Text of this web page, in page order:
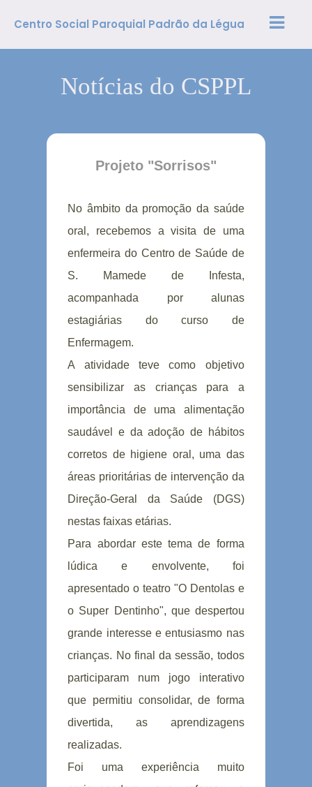
Centro Social Paroquial Padrão da Légua
Notícias do CSPPL
Projeto "Sorrisos"
No âmbito da promoção da saúde
oral, recebemos a visita de uma
enfermeira do Centro de Saúde de
S. Mamede de Infesta,
acompanhada por alunas
estagiárias do curso de
Enfermagem.
A atividade teve como objetivo
sensibilizar as crianças para a
importância de uma alimentação
saudável e da adoção de hábitos
corretos de higiene oral, uma das
áreas prioritárias de intervenção da
Direção-Geral da Saúde (DGS)
nestas faixas etárias.
Para abordar este tema de forma
lúdica e envolvente, foi
apresentado o teatro "O Dentolas e
o Super Dentinho", que despertou
grande interesse e entusiasmo nas
crianças. No final da sessão, todos
participaram num jogo interativo
que permitiu consolidar, de forma
divertida, as aprendizagens
realizadas.
Foi uma experiência muito